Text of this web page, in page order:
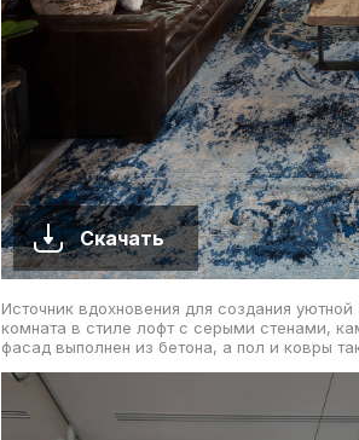
Скачать
Источник вдохновения для создания
комната в стиле лофт с серыми стенами,
фасад выполнен из бетона, а пол и ковры